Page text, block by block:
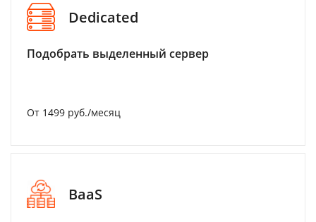
Dedicated
Подобрать выделенный сервер
От 1499 руб./месяц
BaaS